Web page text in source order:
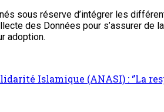
sous réserve d’intégrer les
des Données pour s’assurer de
adoption.
Islamique (ANASI) : ‘’La